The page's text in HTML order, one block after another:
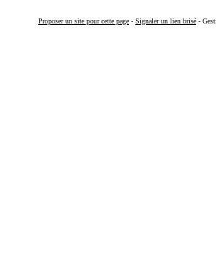
Proposer un site pour cette page - Signaler un lien brisé -